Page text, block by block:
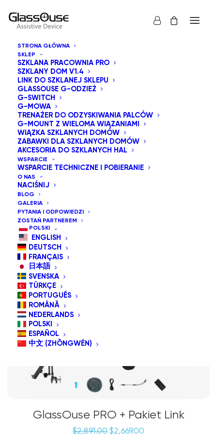
STRONA GŁÓWNA
SKLEP
SZKLANA PRACOWNIA PRO
SZKLANY DOM V1.4
LINK DO SZKLANEJ SKLEPU
GLASSOUSE G-ODZIEŻ
G-SWITCH
G-MOWA
TRENAŻER DO ODZYSKIWANIA PALCÓW
G-MOUNT Z WIELOMA WIĄZANIAMI
WIĄZKA SZKLANYCH DOMÓW
ZABAWKI DLA SZKLANYCH DOMÓW
AKCESORIA DO SZKLANYCH HAL
WSPARCIE
WSPARCIE TECHNICZNE I POBIERANIE
O NAS
NACIŚNIJ
BLOG
GALERIA
PYTANIA I ODPOWIEDZI
ZOSTAŃ PARTNEREM
POLSKI
ENGLISH
DEUTSCH
FRANÇAIS
日本語
SVENSKA
TÜRKÇE
PORTUGUÊS
ROMÂNĂ
NEDERLANDS
POLSKI
ESPAÑOL
中文 (ZHŌNGWÉN)
Pokaż wszystko Wiązka szklanych domów
Sortuj od najnowszych
Domyślne sortowanie
Sortuj wg popularności
Sortuj po cenie od najwyższej
PROMOCJA!
Pakiet Specjalny
GlassOuse PRO + Pakiet Link
$2,891.00 Pierwotna
$2,669.00